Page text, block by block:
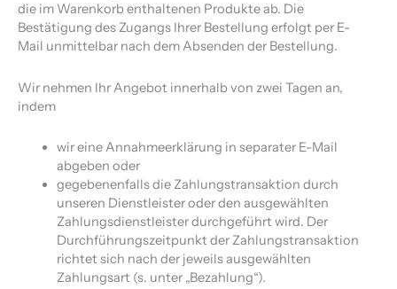
die im Warenkorb enthaltenen Produkte ab. Die
Bestätigung des Zugangs Ihrer Bestellung erfolgt per E-
Mail unmittelbar nach dem Absenden der Bestellung.
Wir nehmen Ihr Angebot innerhalb von zwei Tagen an,
indem
wir eine Annahmeerklärung in separater E-Mail
abgeben oder
gegebenenfalls die Zahlungstransaktion durch
unseren Dienstleister oder den ausgewählten
Zahlungsdienstleister durchgeführt wird. Der
Durchführungszeitpunkt der Zahlungstransaktion
richtet sich nach der jeweils ausgewählten
Zahlungsart (s. unter „Bezahlung“).